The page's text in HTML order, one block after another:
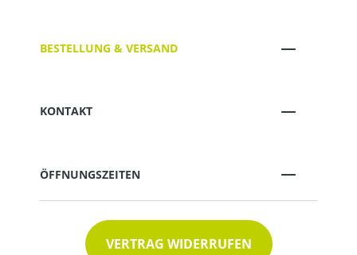
BESTELLUNG & VERSAND
KONTAKT
ÖFFNUNGSZEITEN
VERTRAG WIDERRUFEN